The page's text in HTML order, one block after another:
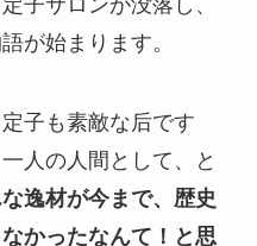
が始まります。
子も素敵な后です
人の人間として、と
逸材が今まで、歴史
かったなんて！と思